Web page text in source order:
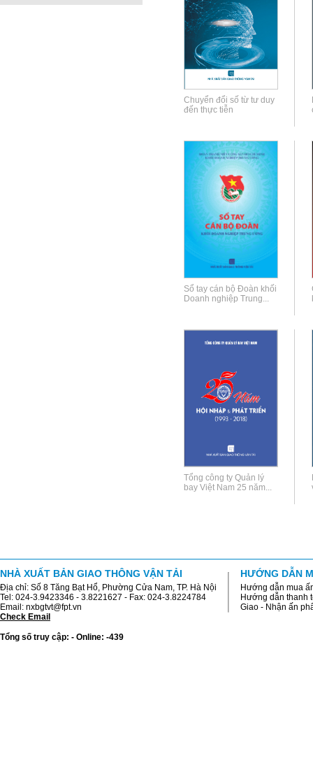
Chuyển đổi số từ tư duy
đến thực tiễn
Sổ tay cán bộ Đoàn khối
Doanh nghiệp Trung...
Tổng công ty Quản lý
bay Việt Nam 25 năm...
NHÀ XUẤT BẢN GIAO THÔNG VẬN TẢI
Địa chỉ: Số 8 Tăng Bạt Hổ, Phường Cửa Nam, TP. Hà Nội
Tel: 024-3.9423346 - 3.8221627 - Fax: 024-3.8224784
Email: nxbgtvt@fpt.vn
Check Email
Tổng số truy cập: - Online: -439
HƯỚNG DẪN
Hướng dẫn mua
Hướng dẫn thanh
Giao - Nhận ấn